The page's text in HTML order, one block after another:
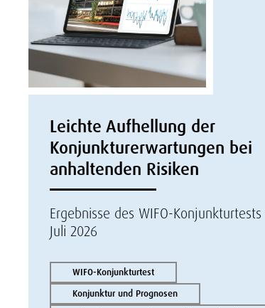
Leichte Aufhellung der
Konjunkturerwartungen bei
anhaltenden Risiken
Ergebnisse des WIFO-
Juli 2026
WIFO-Konjunkturtest
Konjunktur und Prognosen